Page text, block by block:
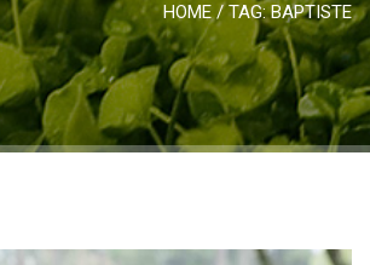
HOME/ TAG:BAPTISTE